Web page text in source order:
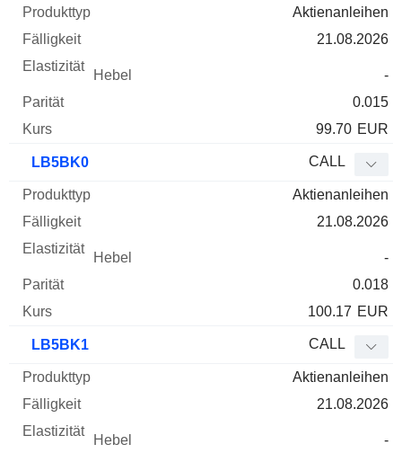
Aktienanleihen
21.08.2026
-
0.015
99.70 EUR
LB5BK0 CALL
Aktienanleihen
21.08.2026
-
0.018
100.17 EUR
LB5BK1 CALL
Aktienanleihen
21.08.2026
-